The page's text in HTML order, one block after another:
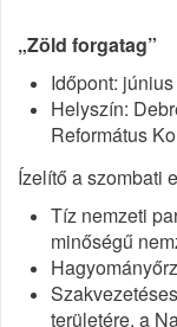
„Zöld forgatag”
Időpont:
Helyszín:
Református
Ízelítő a szombati
Tíz nemzeti
minőségű
területére, a